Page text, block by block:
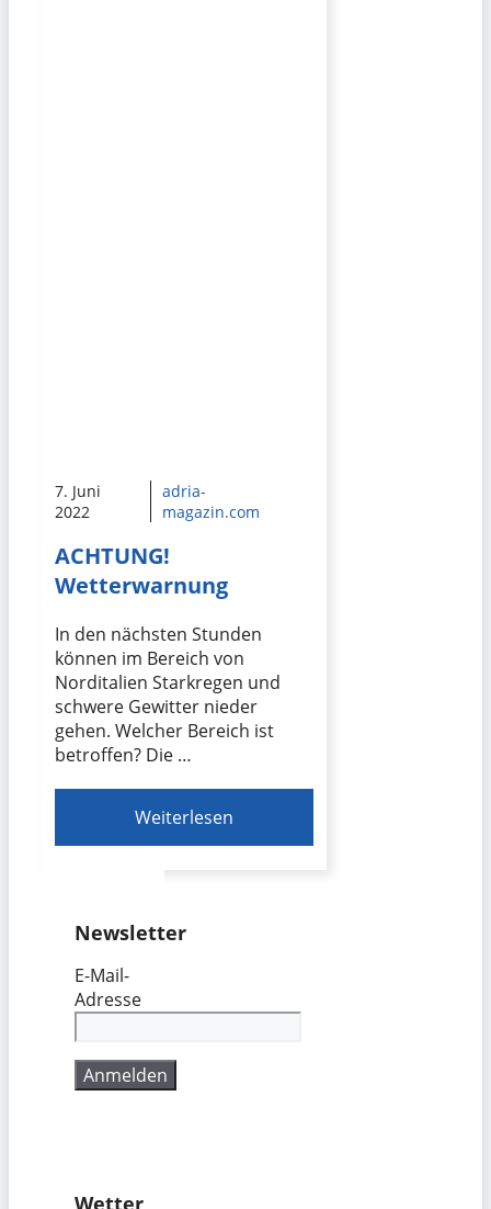
7. Juni
2022
adria-
magazin.com
ACHTUNG!
Wetterwarnung
In den nächsten Stunden
können im Bereich von
Norditalien Starkregen und
schwere Gewitter nieder
gehen. Welcher Bereich ist
betroffen? Die …
Weiterlesen
Newsletter
E-Mail-
Adresse
Wetter